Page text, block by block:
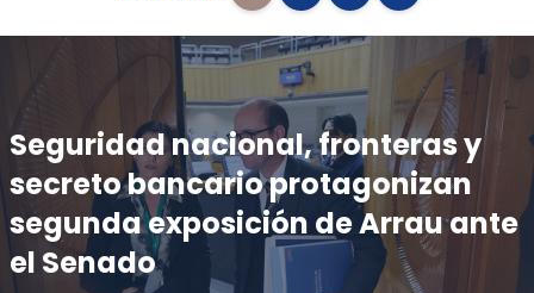
Seguridad nacional, fronteras y
secreto bancario protagonizan
segunda exposición de Arrau ante
el Senado